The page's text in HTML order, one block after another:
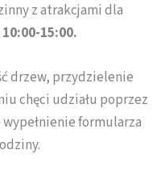
z atrakcjami dla
15:00.
drzew, przydzielenie
chęci udziału poprzez
formularza